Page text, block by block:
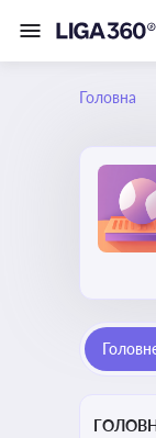
Головна